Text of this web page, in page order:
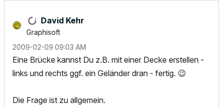
David Kehr
Graphisoft
‎2009-02-09 09:03 AM
Eine Brücke kannst Du z.B. mit einer Decke erstellen -
links und rechts ggf. ein Geländer dran - fertig. 😉
Die Frage ist zu allgemein.